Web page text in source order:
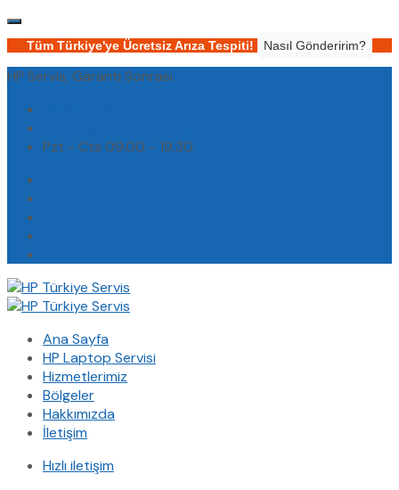
Tüm Türkiye'ye Ücretsiz Arıza Tespiti! Nasıl Gönderirim?
HP Servis, Garanti Sonrası
Pzt - Cts 09.00 - 19.30
Ana Sayfa
HP Laptop Servisi
Hizmetlerimiz
Bölgeler
Hakkımızda
İletişim
Hızlı iletişim